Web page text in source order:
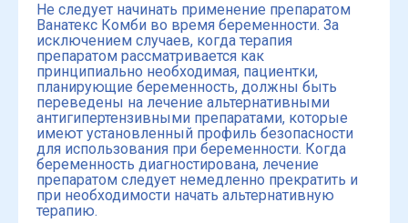
Не следует начинать применение препаратом
Ванатекс Комби во время беременности. За
исключением случаев, когда терапия
препаратом рассматривается как
принципиально необходимая, пациентки,
планирующие беременность, должны быть
переведены на лечение альтернативными
антигипертензивными препаратами, которые
имеют установленный профиль безопасности
для использования при беременности. Когда
беременность диагностирована, лечение
препаратом следует немедленно прекратить и
при необходимости начать альтернативную
терапию.